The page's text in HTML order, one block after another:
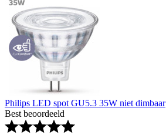
Philips LED spot GU5.3 35W niet dimbaar
Best beoordeeld